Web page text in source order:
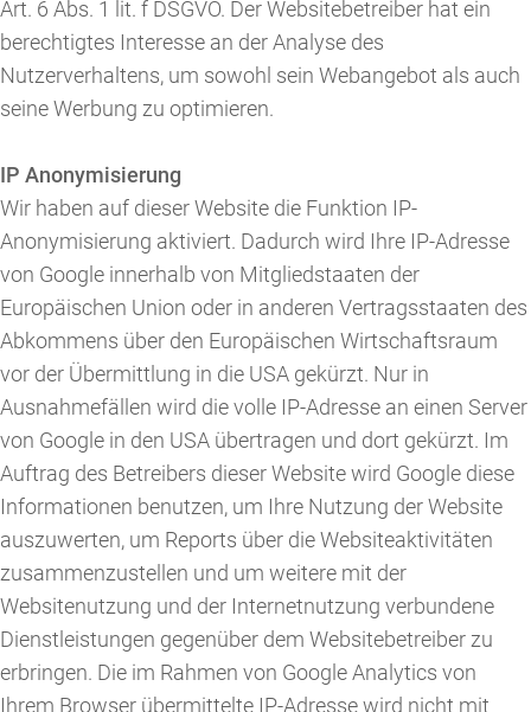
Art. 6 Abs. 1 lit. f DSGVO. Der Websitebetreiber hat ein
berechtigtes Interesse an der Analyse des
Nutzerverhaltens, um sowohl sein Webangebot als auch
seine Werbung zu optimieren.
IP Anonymisierung
Wir haben auf dieser Website die Funktion IP-
Anonymisierung aktiviert. Dadurch wird Ihre IP-Adresse
von Google innerhalb von Mitgliedstaaten der
Europäischen Union oder in anderen Vertragsstaaten des
Abkommens über den Europäischen Wirtschaftsraum
vor der Übermittlung in die USA gekürzt. Nur in
Ausnahmefällen wird die volle IP-Adresse an einen Server
von Google in den USA übertragen und dort gekürzt. Im
Auftrag des Betreibers dieser Website wird Google diese
Informationen benutzen, um Ihre Nutzung der Website
auszuwerten, um Reports über die Websiteaktivitäten
zusammenzustellen und um weitere mit der
Websitenutzung und der Internetnutzung verbundene
Dienstleistungen gegenüber dem Websitebetreiber zu
erbringen. Die im Rahmen von Google Analytics von
Ihrem Browser übermittelte IP-Adresse wird nicht mit